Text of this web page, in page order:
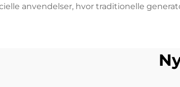
anvendelser, hvor traditionelle